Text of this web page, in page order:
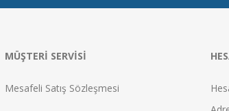
MÜŞTERI SERVISI
Mesafeli Satış Sözleşmesi